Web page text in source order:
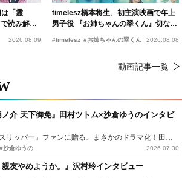
「霊
読み解く
ンバー
2026.08.09
timelesz橋本将生、初主演映画で年上
男子役 『お姉ちゃんの翠くん』切ない
恋の幕開けを予感
#timelesz #お姉ちゃんの翠くん 2026.08.08
動画記事一覧
ノ介 天下御免』田村ツトム×沙倉ゆうのインタビ
『侍タイムスリッパー』ファンに贈る、まさかのドラマ化！田村ツトム×沙倉ゆうのが語る『心配無用ノ介』撮影秘話
#沙倉ゆうの 2026.07.30
親友やめようか。』沢村玲インタビュー